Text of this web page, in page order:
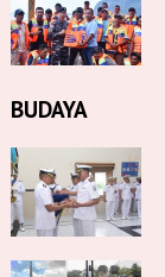
BUDAYA